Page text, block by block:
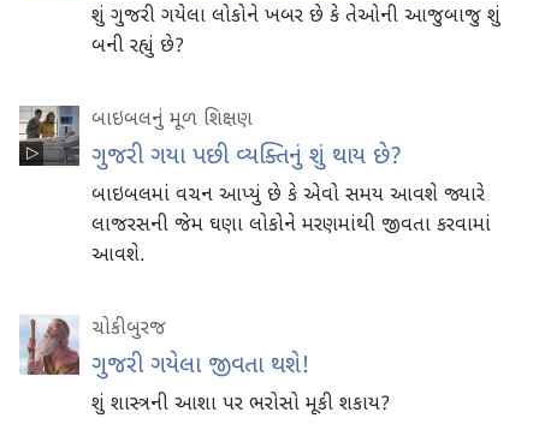
શું ગુજરી ગયેલા લોકોને ખબર છે કે તેઓની આજુબાજુ શું
બની રહ્યું છે?
બાઇબલનું મૂળ શિક્ષણ
ગુજરી ગયા પછી વ્યક્તિનું શું થાય છે?
બાઇબલમાં વચન આપ્યું છે કે એવો સમય આવશે જ્યારે
લાજરસની જેમ ઘણા લોકોને મરણમાંથી જીવતા કરવામાં
આવશે.
ચોકીબુરજ
ગુજરી ગયેલા જીવતા થશે!
શું શાસ્ત્રની આશા પર ભરોસો મૂકી શકાય?